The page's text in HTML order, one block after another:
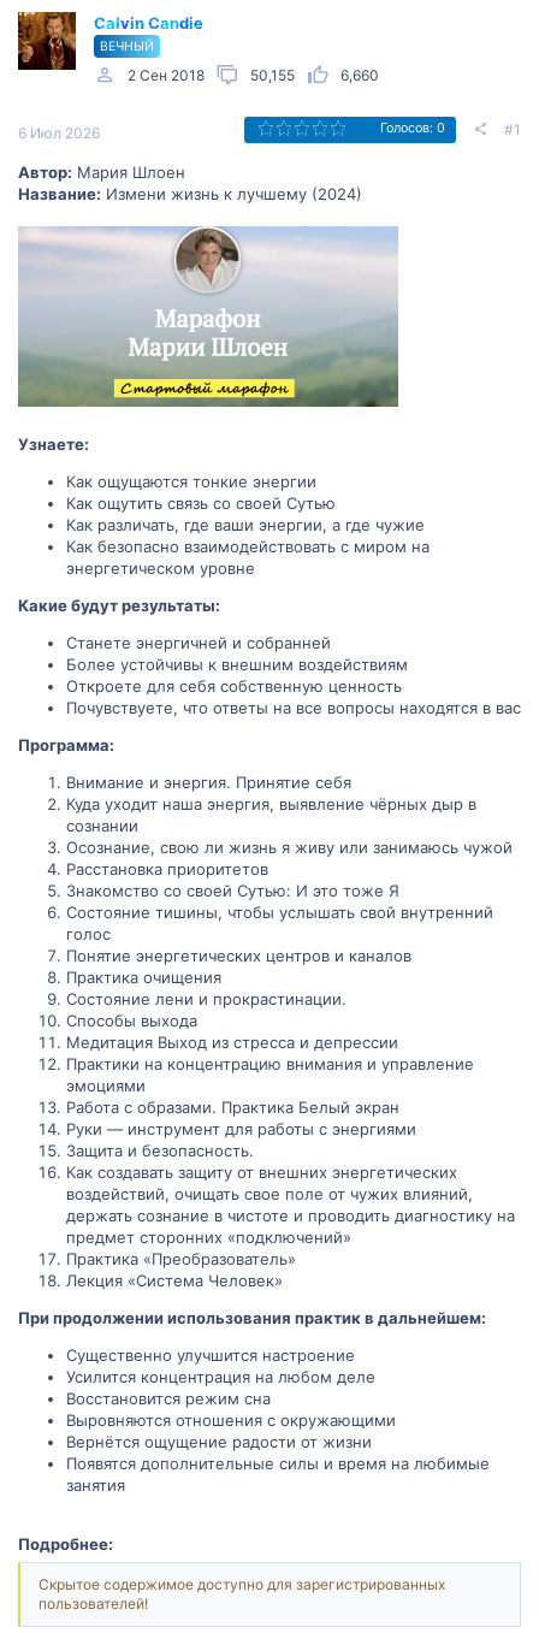
Calvin Candie
ВЕЧНЫЙ
2 Сен 2018 50,155 6,660
6 Июл 2026 Голосов: 0 #1
Автор: Мария Шлоен
Название: Измени жизнь к лучшему (2024)
Узнаете:
Как ощущаются тонкие энергии
Как ощутить связь со своей Сутью
Как различать, где ваши энергии, а где чужие
Как безопасно взаимодействовать с миром на
энергетическом уровне
Какие будут результаты:
Станете энергичней и собранней
Более устойчивы к внешним воздействиям
Откроете для себя собственную ценность
Почувствуете, что ответы на все вопросы находятся в вас
Программа:
Внимание и энергия. Принятие себя
Куда уходит наша энергия, выявление чёрных дыр в
сознании
Осознание, свою ли жизнь я живу или занимаюсь чужой
Расстановка приоритетов
Знакомство со своей Сутью: И это тоже Я
Состояние тишины, чтобы услышать свой внутренний
голос
Понятие энергетических центров и каналов
Практика очищения
Состояние лени и прокрастинации.
Способы выхода
Медитация Выход из стресса и депрессии
Практики на концентрацию внимания и управление
эмоциями
Работа с образами. Практика Белый экран
Руки — инструмент для работы с энергиями
Защита и безопасность.
Как создавать защиту от внешних энергетических
воздействий, очищать свое поле от чужих влияний,
держать сознание в чистоте и проводить диагностику на
предмет сторонних «подключений»
Практика «Преобразователь»
Лекция «Система Человек»
При продолжении использования практик в дальнейшем:
Существенно улучшится настроение
Усилится концентрация на любом деле
Восстановится режим сна
Выровняются отношения с окружающими
Вернётся ощущение радости от жизни
Появятся дополнительные силы и время на любимые
занятия
Подробнее:
Скрытое содержимое доступно для зарегистрированных
пользователей!